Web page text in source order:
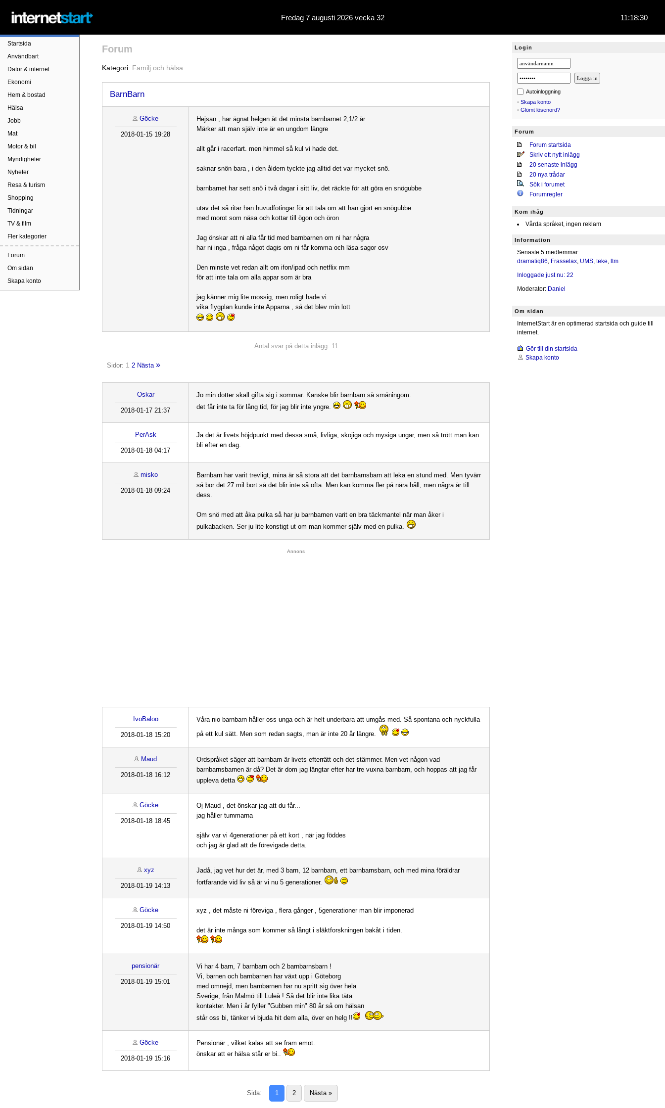
Fredag 7 augusti 2026 vecka 32 11:18:31
Startsida
Användbart
Dator & internet
Ekonomi
Hem & bostad
Hälsa
Jobb
Mat
Motor & bil
Myndigheter
Nyheter
Resa & turism
Shopping
Tidningar
TV & film
Fler kategorier
Forum
Om sidan
Skapa konto
Forum
Kategori: Familj och hälsa
BarnBarn
Göcke
2018-01-15 19:28
Hejsan , har ägnat helgen åt det minsta barnbarnet 2,1/2 år
Märker att man själv inte är en ungdom längre
allt går i racerfart. men himmel så kul vi hade det.
saknar snön bara , i den åldern tyckte jag alltid det var mycket snö.
barnbarnet har sett snö i två dagar i sitt liv, det räckte för att göra en snögubbe
utav det så ritar han huvudfotingar för att tala om att han gjort en snögubbe
med morot som näsa och kottar till ögon och öron
Jag önskar att ni alla får tid med barnbarnen om ni har några
har ni inga , fråga något dagis om ni får komma och läsa sagor osv
Den minste vet redan allt om ifon/ipad och netflix mm
för att inte tala om alla appar som är bra
jag känner mig lite mossig, men roligt hade vi
vika flygplan kunde inte Apparna , så det blev min lott
Antal svar på detta inlägg: 11
Sidor: 1 2 Nästa »
Oskar
2018-01-17 21:37
Jo min dotter skall gifta sig i sommar. Kanske blir barnbarn så småningom.
det får inte ta för lång tid, för jag blir inte yngre.
PerAsk
2018-01-18 04:17
Ja det är livets höjdpunkt med dessa små, livliga, skojiga och mysiga ungar, men så trött man kan
bli efter en dag.
misko
2018-01-18 09:24
Barnbarn har varit trevligt, mina är så stora att det barnbarnsbarn att leka en stund med. Men tyvärr
så bor det 27 mil bort så det blir inte så ofta. Men kan komma fler på nära håll, men några år till
dess.
Om snö med att åka pulka så har ju barnbarnen varit en bra täckmantel när man åker i
pulkabacken. Ser ju lite konstigt ut om man kommer själv med en pulka.
Annons
IvoBaloo
2018-01-18 15:20
Våra nio barnbarn håller oss unga och är helt underbara att umgås med. Så spontana och nyckfulla
på ett kul sätt. Men som redan sagts, man är inte 20 år längre.
Maud
2018-01-18 16:12
Ordspråket säger att barnbarn är livets efterrätt och det stämmer. Men vet någon vad
barnbarnsbarnen är då? Det är dom jag längtar efter har tre vuxna barnbarn, och hoppas att jag får
uppleva detta
Göcke
2018-01-18 18:45
Oj Maud , det önskar jag att du får...
jag håller tummarna
själv var vi 4generationer på ett kort , när jag föddes
och jag är glad att de förevigade detta.
xyz
2018-01-19 14:13
Jadå, jag vet hur det är, med 3 barn, 12 barnbarn, ett barnbarnsbarn, och med mina föräldrar
fortfarande vid liv så är vi nu 5 generationer.
Göcke
2018-01-19 14:50
xyz , det måste ni föreviga , flera gånger , 5generationer man blir imponerad
det är inte många som kommer så långt i släktforskningen bakåt i tiden.
pensionär
2018-01-19 15:01
Vi har 4 barn, 7 barnbarn och 2 barnbarnsbarn !
Vi, barnen och barnbarnen har växt upp i Göteborg
med omnejd, men barnbarnen har nu spritt sig över hela
Sverige, från Malmö till Luleå ! Så det blir inte lika täta
kontakter. Men i år fyller "Gubben min" 80 år så om hälsan
står oss bi, tänker vi bjuda hit dem alla, över en helg !!
Göcke
2018-01-19 15:16
Pensionär , vilket kalas att se fram emot.
önskar att er hälsa står er bi..
Sida: 1 2 Nästa»
Login
Autoinloggning
• Skapa konto
• Glömt lösenord?
Forum
Forum startsida
Skriv ett nytt inlägg
20 senaste inlägg
20 nya trådar
Sök i forumet
Forumregler
Kom ihåg
Vårda språket, ingen reklam
Information
Senaste 5 medlemmar:
dramatiq86, Frasselax, UMS, teke, ltm
Inloggade just nu: 22
Moderator: Daniel
Om sidan
InternetStart är en optimerad startsida och guide till
internet.
Gör till din startsida
Skapa konto